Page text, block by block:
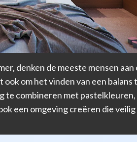
denken de meeste mensen
om het vinden van een
te combineren met
een omgeving creëren die